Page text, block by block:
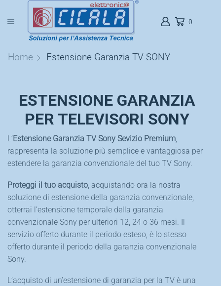
0
Home Estensione Garanzia TV SONY
ESTENSIONE GARANZIA
PER TELEVISORI SONY
L’ Estensione Garanzia TV Sony Sevizio Premium,
rappresenta la soluzione più semplice e vantaggiosa per
estendere la garanzia convenzionale del tuo TV Sony.
Proteggi il tuo acquisto , acquistando ora la nostra
soluzione di estensione della garanzia convenzionale,
otterrai l’estensione temporale della garanzia
convenzionale Sony per ulteriori 12, 24 o 36 mesi. Il
servizio offerto durante il periodo esteso, è lo stesso
offerto durante il periodo della garanzia convenzionale
Sony.
L’acquisto di un’estensione di garanzia per la TV è una